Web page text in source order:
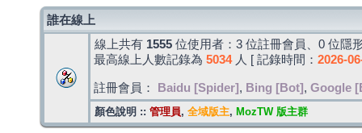
誰在線上
線上共有 1555 位使用者：3 位註冊會員、0 位隱
最高線上人數記錄為 5034人 [ 記錄時間： 2026-
註冊會員： Baidu [Spider] , Bing [Bot] , Google
顏色說明 :: 管理員, 全域版主, MozTW 版主群